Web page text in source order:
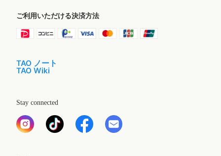
ご利用いただける決済方法
TAO ノート
TAO Wiki
Stay connected